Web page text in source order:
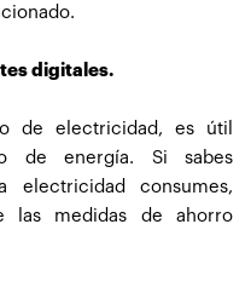
digitales.
de electricidad, es útil
de energía. Si sabes
electricidad consumes,
las medidas de ahorro